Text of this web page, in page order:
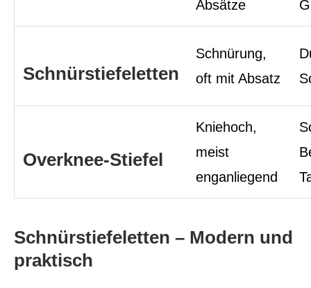
Absätze
Schnürstiefeletten
Schnürung,
oft mit Absatz
Overknee-Stiefel
Kniehoch,
meist
enganliegend
Schnürstiefeletten – Modern und
praktisch